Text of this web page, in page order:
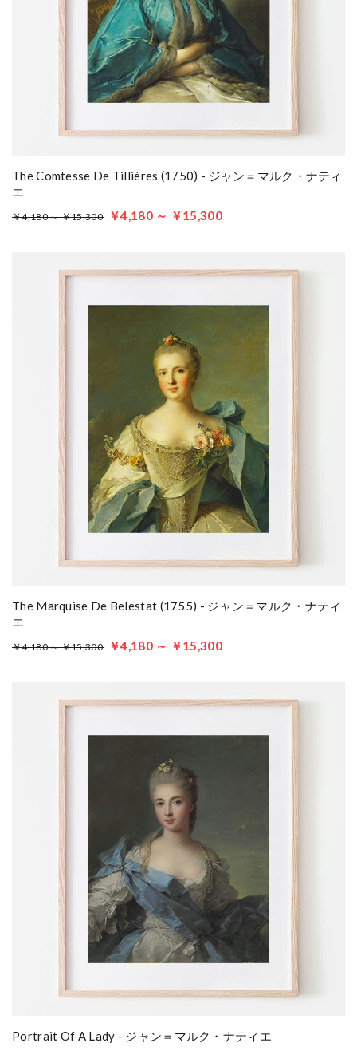
The Comtesse De Tillières (1750) - ジャン＝マルク・ナティ
エ
￥4,180 ～ ￥15,300 ￥4,180 ～ ￥15,300
The Marquise De Belestat (1755) - ジャン＝マルク・ナティ
エ
￥4,180 ～ ￥15,300 ￥4,180 ～ ￥15,300
Portrait Of A Lady - ジャン＝マルク・ナティエ